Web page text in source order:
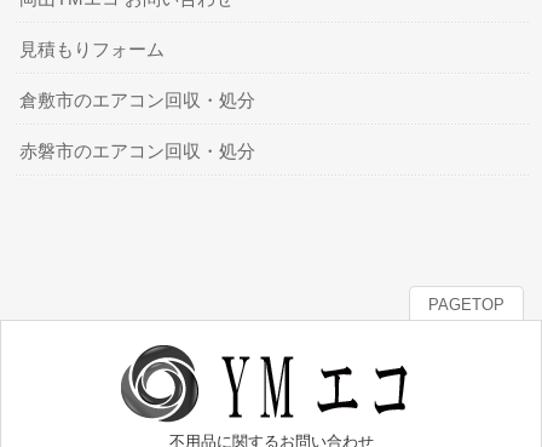
見積もりフォーム
倉敷市のエアコン回収・処分
赤磐市のエアコン回収・処分
PAGETOP
不用品に関するお問い合わせ